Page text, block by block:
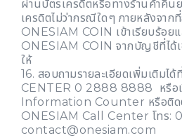
ผ่านบัตรเครดิตหรือทางร้านค้าคืน
เครดิตไม่ว่ากรณีใดๆ ภายหลังจาก
ONESIAM COIN เข้าเรียบร้อยแ
ONESIAM COIN จากบัญชีที่ได้
ให้
16. สอบถามรายละเอียดเพิ่มเติมไ
CENTER 0 2888 8888 หรือเ
Information Counter หรือติด
ONESIAM Call Center โทร:
contact@onesiam.com